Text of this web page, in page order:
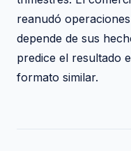
reanudó
depende de sus
predice el resultado
formato similar.